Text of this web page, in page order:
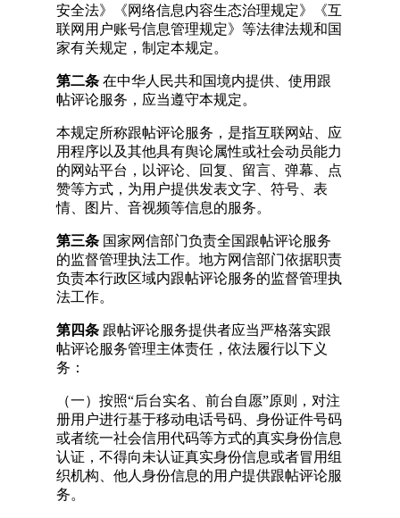
安全法》《网络信息内容生态治理规定》《互
联网用户账号信息管理规定》等法律法规和国
家有关规定，制定本规定。
第二条 在中华人民共和国境内提供、使用跟
帖评论服务，应当遵守本规定。
本规定所称跟帖评论服务，是指互联网站、应
用程序以及其他具有舆论属性或社会动员能力
的网站平台，以评论、回复、留言、弹幕、点
赞等方式，为用户提供发表文字、符号、表
情、图片、音视频等信息的服务。
第三条 国家网信部门负责全国跟帖评论服务
的监督管理执法工作。地方网信部门依据职责
负责本行政区域内跟帖评论服务的监督管理执
法工作。
第四条 跟帖评论服务提供者应当严格落实跟
帖评论服务管理主体责任，依法履行以下义
务：
（一）按照“后台实名、前台自愿”原则，对注
册用户进行基于移动电话号码、身份证件号码
或者统一社会信用代码等方式的真实身份信息
认证，不得向未认证真实身份信息或者冒用组
织机构、他人身份信息的用户提供跟帖评论服
务。